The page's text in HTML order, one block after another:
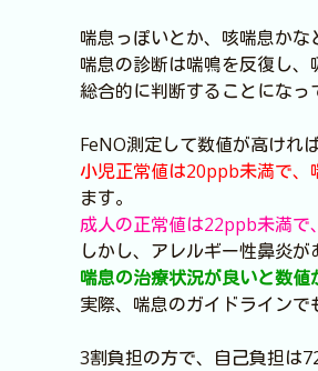
喘息っぽいとか、咳喘息かな
喘息の診断は喘鳴を反復し
総合的に判断することになっ
FeNO測定して数値が高けれ
小児正常値は20ppb未満で
ます。
成人の正常値は22ppb未満
しかし、アレルギー性鼻炎
喘息の治療状況が良いと数
実際、喘息のガイドラインで
3割負担の方で、自己負担は